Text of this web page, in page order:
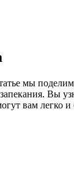
мы
Вы
вам легко